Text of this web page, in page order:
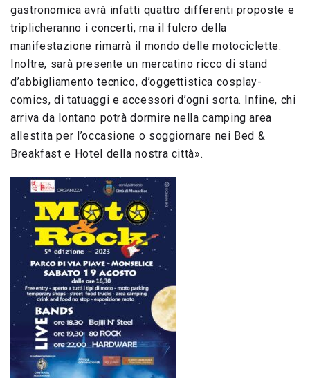
gastronomica avrà infatti quattro differenti proposte e
triplicheranno i concerti, ma il fulcro della
manifestazione rimarrà il mondo delle motociclette.
Inoltre, sarà presente un mercatino ricco di stand
d’abbigliamento tecnico, d’oggettistica cosplay-
comics, di tatuaggi e accessori d’ogni sorta. Infine, chi
arriva da lontano potrà dormire nella camping area
allestita per l’occasione o soggiornare nei Bed &
Breakfast e Hotel della nostra città».